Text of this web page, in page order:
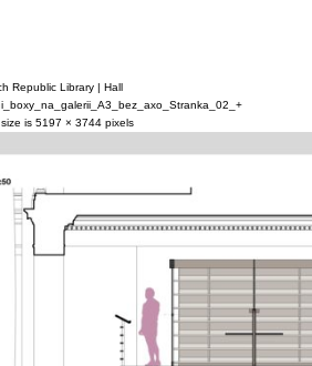
Republic Library | Hall
is 5197 × 3744 pixels